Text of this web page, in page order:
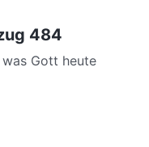
484
Gott heute